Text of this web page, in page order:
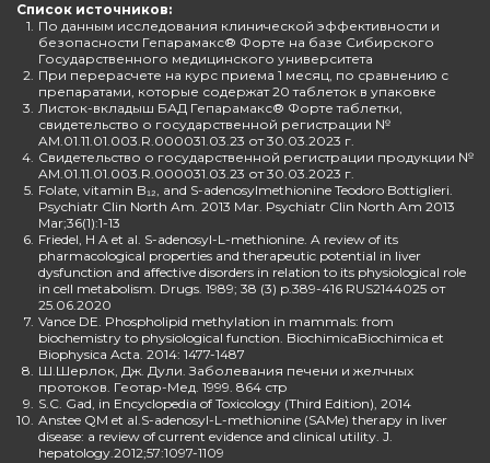
Список источников:
1. По данным исследования клинической эффективности и
безопасности Гепарамакс® Форте на базе Сибирского
Государственного медицинского университета
2. При перерасчете на курс приема 1 месяц, по сравнению с
препаратами, которые содержат 20 таблеток в упаковке
3. Листок-вкладыш БАД Гепарамакс® Форте таблетки,
свидетельство о государственной регистрации №
AM.01.11.01.003.R.000031.03.23 от 30.03.2023 г.
4. Свидетельство о государственной регистрации продукции №
AM.01.11.01.003.R.000031.03.23 от 30.03.2023 г.
5. Folate, vitamin B₁₂, and S-adenosylmethionine Teodoro Bottiglieri.
Psychiatr Clin North Am. 2013 Mar. Psychiatr Clin North Am 2013
Mar;36(1):1-13
6. Friedel, H A et al. S-adenosyl-L-methionine. A review of its
pharmacological properties and therapeutic potential in liver
dysfunction and affective disorders in relation to its physiological role
in cell metabolism. Drugs. 1989; 38 (3) p.389-416 RUS2144025 от
25.06.2020
7. Vance DE. Phospholipid methylation in mammals: from
biochemistry to physiological function. BiochimicaBiochimica et
Biophysica Acta. 2014: 1477-1487
8. Ш.Шерлок, Дж. Дули. Заболевания печени и желчных
протоков. Геотар-Мед. 1999. 864 стр
9. S.C. Gad, in Encyclopedia of Toxicology (Third Edition), 2014
10. Anstee QM et al.S-adenosyl-L-methionine (SAMe) therapy in liver
disease: a review of current evidence and clinical utility. J.
hepatology.2012;57:1097-1109